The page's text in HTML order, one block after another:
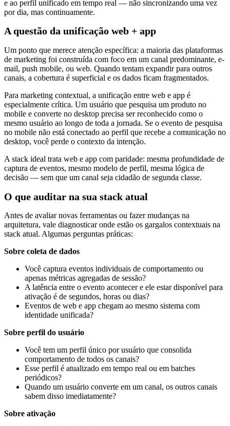
e ao perfil unificado em tempo real — não sincronizando uma vez
por dia, mas continuamente.
A questão da unificação web + app
Um ponto que merece atenção específica: a maioria das plataformas
de marketing foi construída com foco em um canal predominante, e-
mail, push mobile, ou web. Quando tentam expandir para outros
canais, a cobertura é superficial e os dados ficam fragmentados.
Para marketing contextual, a unificação entre web e app é
especialmente crítica. Um usuário que pesquisa um produto no
mobile e converte no desktop precisa ser reconhecido como o
mesmo usuário ao longo de toda a jornada. Se o evento de pesquisa
no mobile não está conectado ao perfil que recebe a comunicação no
desktop, você perde o contexto da intenção.
A stack ideal trata web e app com paridade: mesma profundidade de
captura de eventos, mesmo modelo de perfil, mesma lógica de
decisão — sem que um canal seja cidadão de segunda classe.
O que auditar na sua stack atual
Antes de avaliar novas ferramentas ou fazer mudanças na
arquitetura, vale diagnosticar onde estão os gargalos contextuais na
stack atual. Algumas perguntas práticas:
Sobre coleta de dados
Você captura eventos individuais de comportamento ou
apenas métricas agregadas de sessão?
A latência entre o evento acontecer e ele estar disponível para
ativação é de segundos, horas ou dias?
Eventos de web e app chegam ao mesmo sistema com
identidade unificada?
Sobre perfil do usuário
Você tem um perfil único por usuário que consolida
comportamento de todos os canais?
Esse perfil é atualizado em tempo real ou em batches
periódicos?
Quando um usuário converte em um canal, os outros canais
sabem disso imediatamente?
Sobre ativação